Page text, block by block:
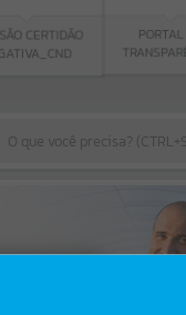
PORTAL DA
TRANSPARÊNCIA